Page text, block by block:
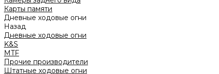
Карты памяти
Дневные ходовые огни
Назад
Дневные ходовые огни
K&S
MTF
Прочие производители
Штатные ходовые огни